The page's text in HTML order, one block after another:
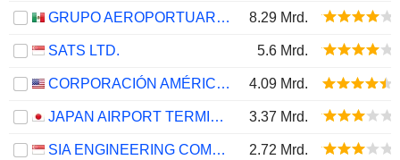
GRUPO AEROPORTUARIO DEL SURESTE, S. A. B. DE C. V. 8.29 Mrd.
SATS LTD. 5.6 Mrd.
CORPORACIÓN AMÉRICA AIRPORTS S.A. 4.09 Mrd.
JAPAN AIRPORT TERMINAL CO., LTD. 3.37 Mrd.
SIA ENGINEERING COMPANY LIMITED 2.72 Mrd.